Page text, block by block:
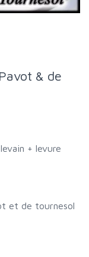
& de
+ levure
et de tournesol